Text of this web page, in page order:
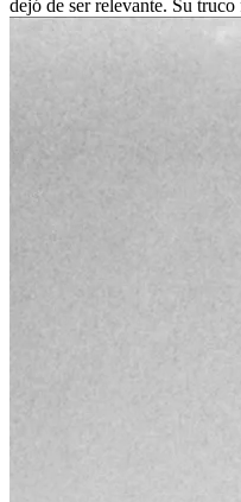
dejó de ser relevante. Su